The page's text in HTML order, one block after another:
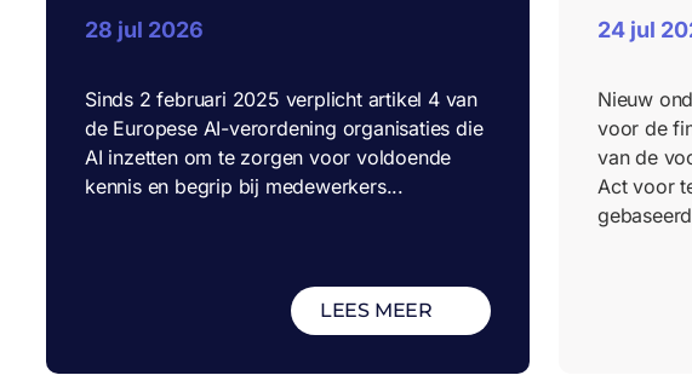
28 jul 2026
Sinds 2 februari 2025 verplicht artikel 4 van
de Europese AI-verordening organisaties die
AI inzetten om te zorgen voor voldoende
kennis en begrip bij medewerkers...
LEES MEER
24 jul
Nieuw
voor de
van de
Act voor